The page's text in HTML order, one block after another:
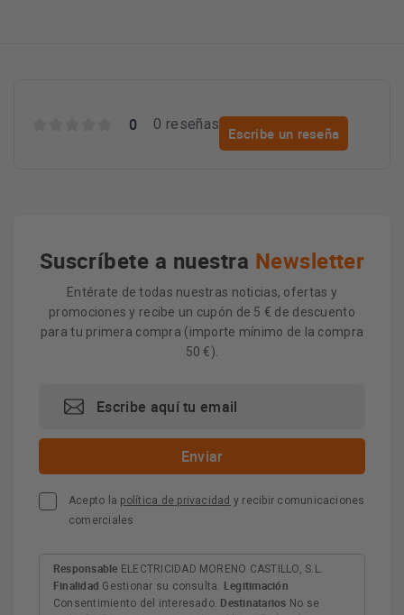
0 0 reseñas
Escribe un reseña
Suscríbete a nuestra Newsletter
Entérate de todas nuestras noticias, ofertas y
promociones y recibe un cupón de 5 € de descuento
para tu primera compra (importe mínimo de la compra
50 €).
Acepto la política de privacidad y recibir comunicaciones
comerciales
Responsable ELECTRICIDAD MORENO CASTILLO, S.L.
Finalidad Gestionar su consulta. Legitimación
Consentimiento del interesado. Destinatarios No se